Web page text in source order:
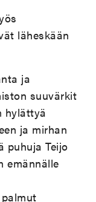
läheskään
ja
suuvärkit
hylättyä
ja mirhan
puhuja Teijo
emännälle